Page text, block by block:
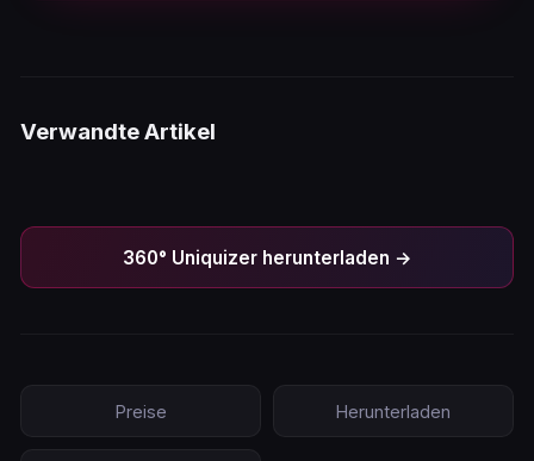
Verwandte Artikel
360° Uniquizer herunterladen →
Preise Herunterladen